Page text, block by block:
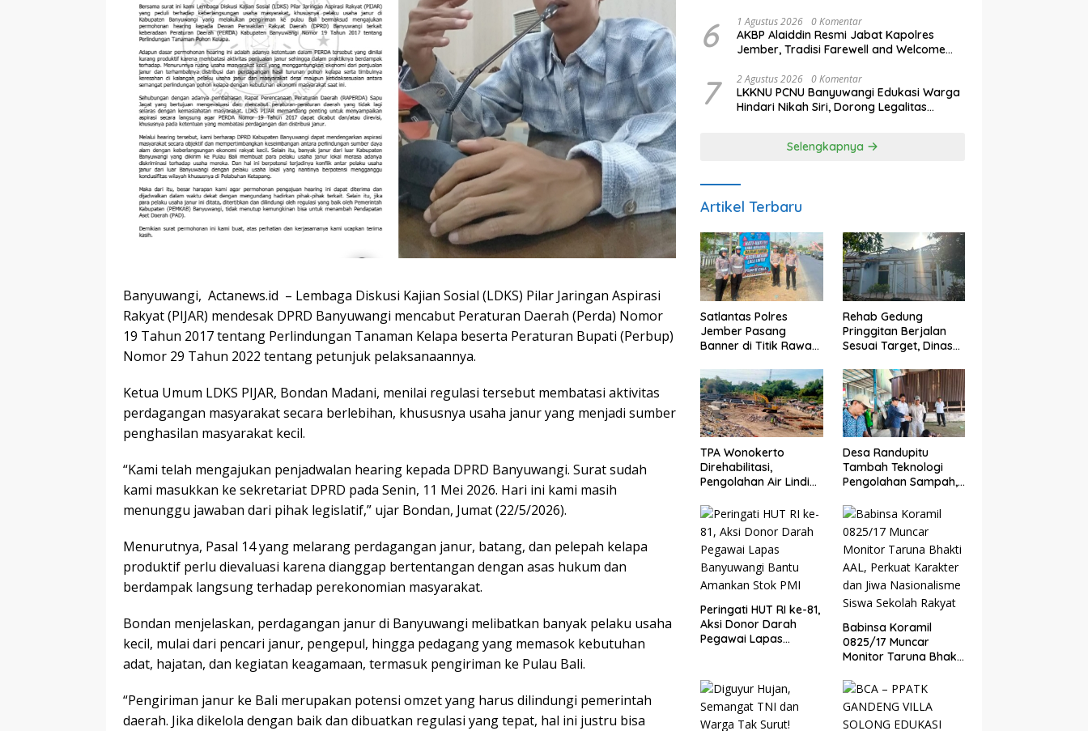
Banyuwangi, Actanews.id – Lembaga Diskusi Kajian Sosial (LDKS) Pilar Jaringan Aspirasi
Rakyat (PIJAR) mendesak DPRD Banyuwangi mencabut Peraturan Daerah (Perda) Nomor
19 Tahun 2017 tentang Perlindungan Tanaman Kelapa beserta Peraturan Bupati (Perbup)
Nomor 29 Tahun 2022 tentang petunjuk pelaksanaannya.
Ketua Umum LDKS PIJAR, Bondan Madani, menilai regulasi tersebut membatasi aktivitas
perdagangan masyarakat secara berlebihan, khususnya usaha janur yang menjadi sumber
penghasilan masyarakat kecil.
“Kami telah mengajukan penjadwalan hearing kepada DPRD Banyuwangi. Surat sudah
kami masukkan ke sekretariat DPRD pada Senin, 11 Mei 2026. Hari ini kami masih
menunggu jawaban dari pihak legislatif,” ujar Bondan, Jumat (22/5/2026).
Menurutnya, Pasal 14 yang melarang perdagangan janur, batang, dan pelepah kelapa
produktif perlu dievaluasi karena dianggap bertentangan dengan asas hukum dan
berdampak langsung terhadap perekonomian masyarakat.
Bondan menjelaskan, perdagangan janur di Banyuwangi melibatkan banyak pelaku usaha
kecil, mulai dari pencari janur, pengepul, hingga pedagang yang memasok kebutuhan
adat, hajatan, dan kegiatan keagamaan, termasuk pengiriman ke Pulau Bali.
“Pengiriman janur ke Bali merupakan potensi omzet yang harus dilindungi pemerintah
daerah. Jika dikelola dengan baik dan dibuatkan regulasi yang tepat, hal ini justru bisa
6 1 Agustus 2026 0 Komentar
AKBP Alaiddin Resmi Jabat Kapolres
Jember, Tradisi Farewell and Welcome
7 2 Agustus 2026 0 Komentar
LKKNU PCNU Banyuwangi Edukasi Warga
Hindari Nikah Siri, Dorong Legalitas
Selengkapnya
Artikel Terbaru
Satlantas Polres
Jember Pasang
Banner di Titik Rawan
Pengendara
Utamakan
Keselamatan
Rehab Gedung
Pringgitan Berjalan
Sesuai Target, Dinas
Rampung Tepat
Waktu
TPA Wonokerto
Direhabilitasi,
Pengolahan Air Lindi
Modern
Desa Randupitu
Tambah Teknologi
Pengolahan Sampah,
Pengubah Plastik Jadi
BBM
Peringati HUT RI ke-81,
Aksi Donor Darah
Pegawai Lapas
Babinsa Koramil
0825/17 Muncar
Monitor Taruna Bhakti
dan Jiwa
Nasionalisme Siswa
Sekolah Rakyat